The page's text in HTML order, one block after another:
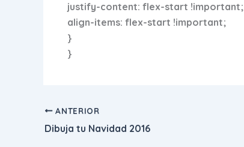
justify-content: flex-start !important;
align-items: flex-start !important;
}
}
ANTERIOR
Dibuja tu Navidad 2016